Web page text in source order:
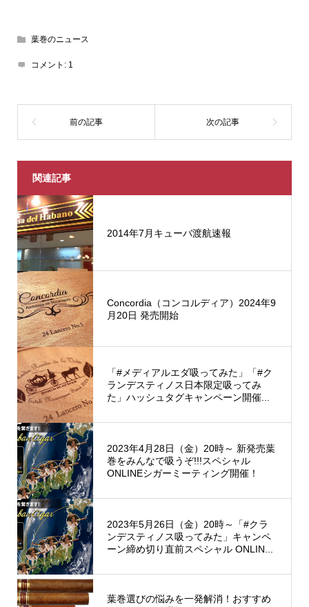
葉巻のニュース
コメント: 1
関連記事
2014年7月キューバ渡航速報
Concordia（コンコルディア）2024年9
月20日 発売開始
「#メディアルエダ吸ってみた」「#ク
ランデスティノス日本限定吸ってみ
た」ハッシュタグキャンペーン開催...
2023年4月28日（金）20時～ 新発売葉
巻をみんなで吸うぞ!!!スペシャル
ONLINEシガーミーティング開催！
2023年5月26日（金）20時～「#クラ
ンデスティノス吸ってみた」キャンペ
ーン締め切り直前スペシャル ONLIN...
葉巻選びの悩みを一発解消！おすすめ